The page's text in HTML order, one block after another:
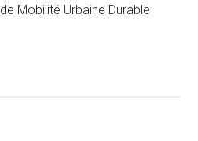
de Mobilité Urbaine Durable